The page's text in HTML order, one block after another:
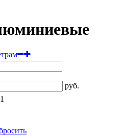
руб.
1